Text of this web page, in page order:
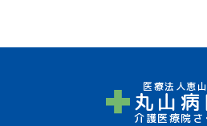
医療法人恵
丸山病
介護医療院さ